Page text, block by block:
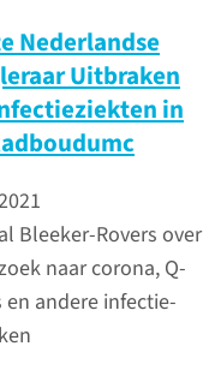
Nederlandse
Uitbraken
in
Bleeker-Rovers over
naar corona, Q-
andere infectie-